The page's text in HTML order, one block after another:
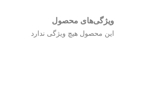
ویژگی‌های محصول
این محصول هیچ ویژگی ندارد